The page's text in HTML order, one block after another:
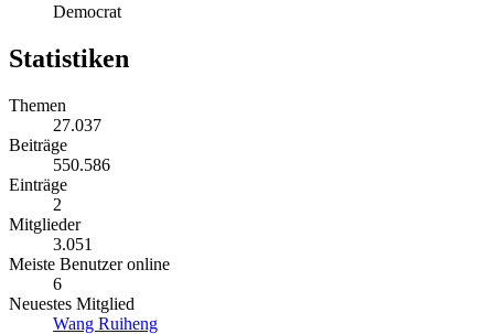
Democrat
Statistiken
Themen
27.037
Beiträge
550.586
Einträge
2
Mitglieder
3.051
Meiste Benutzer online
6
Neuestes Mitglied
Wang Ruiheng